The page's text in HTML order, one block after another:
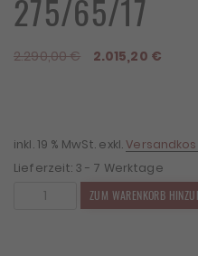
275/65/17
2.290,00€
Ursprünglicher
2.015,20 €
inkl. 19 % MwSt. exkl.
Lieferzeit: 3 - 7 Werktage
ZUM WARENKORB